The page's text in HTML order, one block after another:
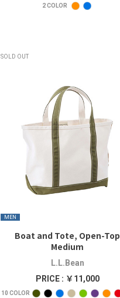
2COLOR
SOLD OUT
MEN
Boat and Tote, Open-Top
Medium
L.L.Bean
PRICE : ￥11,000
10 COLOR